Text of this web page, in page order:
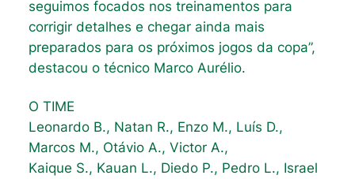
seguimos focados nos treinamentos para
corrigir detalhes e chegar ainda mais
preparados para os próximos jogos da copa”,
destacou o técnico Marco Aurélio.
O TIME
Leonardo B., Natan R., Enzo M., Luís D.,
Marcos M., Otávio A., Victor A.,
Kaique S., Kauan L., Diedo P., Pedro L., Israel